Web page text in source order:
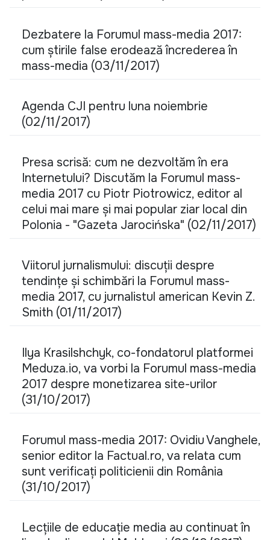
Dezbatere la Forumul mass-media 2017:
cum ştirile false erodează încrederea în
mass-media (03/11/2017)
Agenda CJI pentru luna noiembrie
(02/11/2017)
Presa scrisă: cum ne dezvoltăm în era
Internetului? Discutăm la Forumul mass-
media 2017 cu Piotr Piotrowicz, editor al
celui mai mare și mai popular ziar local din
Polonia - "Gazeta Jarocińska" (02/11/2017)
Viitorul jurnalismului: discuții despre
tendințe și schimbări la Forumul mass-
media 2017, cu jurnalistul american Kevin Z.
Smith (01/11/2017)
Ilya Krasilshchyk, co-fondatorul platformei
Meduza.io, va vorbi la Forumul mass-media
2017 despre monetizarea site-urilor
(31/10/2017)
Forumul mass-media 2017: Ovidiu Vanghele,
senior editor la Factual.ro, va relata cum
sunt verificați politicienii din România
(31/10/2017)
Lecțiile de educație media au continuat în